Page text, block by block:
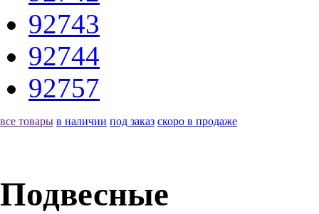
92743
92744
92757
все товары в наличии под заказ скоро в продаже
Подвесные